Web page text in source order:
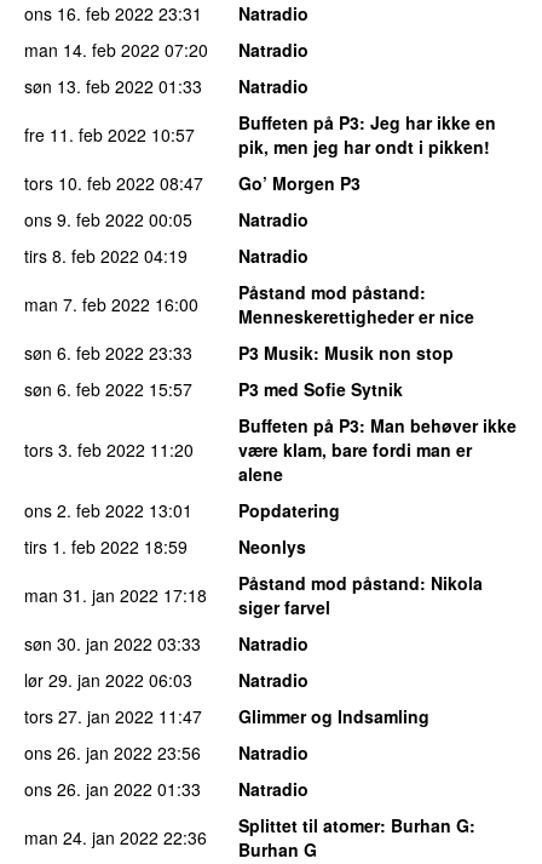
ons 16. feb 2022 23:31
Natradio
man 14. feb 2022 07:20
Natradio
søn 13. feb 2022 01:33
Natradio
fre 11. feb 2022 10:57 Buffeten på P3: Jeg har ikke en
pik, men jeg har ondt i pikken!
tors 10. feb 2022 08:47
Go’ Morgen P3
ons 9. feb 2022 00:05
Natradio
tirs 8. feb 2022 04:19
Natradio
man 7. feb 2022 16:00 Påstand mod påstand:
Menneskerettigheder er nice
søn 6. feb 2022 23:33 P3 Musik: Musik non stop
søn 6. feb 2022 15:57 P3 med Sofie Sytnik
tors 3. feb 2022 11:20
Buffeten på P3: Man behøver ikke
være klam, bare fordi man er
alene
ons 2. feb 2022 13:01
Popdatering
tirs 1. feb 2022 18:59
Neonlys
man 31. jan 2022 17:18 Påstand mod påstand: Nikola
siger farvel
søn 30. jan 2022 03:33
Natradio
lør 29. jan 2022 06:03
Natradio
tors 27. jan 2022 11:47
Glimmer og Indsamling
ons 26. jan 2022 23:56
Natradio
ons 26. jan 2022 01:33
Natradio
man 24. jan 2022 22:36 Splittet til atomer: Burhan G:
Burhan G